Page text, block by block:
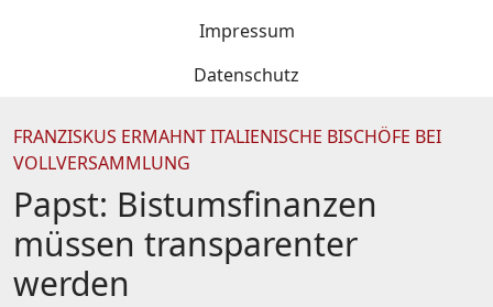
Impressum
Datenschutz
FRANZISKUS ERMAHNT ITALIENISCHE BISCHÖFE BEI
VOLLVERSAMMLUNG
Papst: Bistumsfinanzen
müssen transparenter
werden